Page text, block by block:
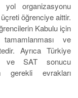
yol organizasyonu
öğrenciye aittir.
Kabulu için
ve
Ayrıca Türkiye
ve SAT sonucu
gerekli evrakları